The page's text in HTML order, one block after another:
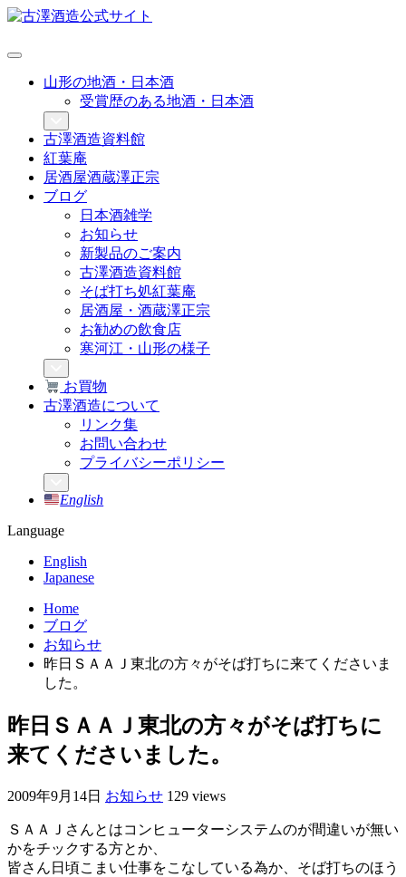
山形の地酒・日本酒
受賞歴のある地酒・日本酒
古澤酒造資料館
紅葉庵
居酒屋酒蔵澤正宗
ブログ
日本酒雑学
お知らせ
新製品のご案内
古澤酒造資料館
そば打ち処紅葉庵
居酒屋・酒蔵澤正宗
お勧めの飲食店
寒河江・山形の様子
お買物
古澤酒造について
リンク集
お問い合わせ
プライバシーポリシー
English
Language
English
Japanese
Home
ブログ
お知らせ
昨日ＳＡＡＪ東北の方々がそば打ちに来てくださいま
した。
昨日ＳＡＡＪ東北の方々がそば打ちに
来てくださいました。
2009年9月14日 お知らせ 129 views
ＳＡＡＪさんとはコンヒューターシステムのが間違いが無い
かをチックする方とか、
皆さん日頃こまい仕事をこなしている為か、そば打ちのほう